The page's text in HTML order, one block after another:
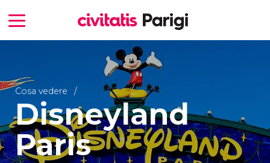
Cosa vedere
Disneyland
Paris